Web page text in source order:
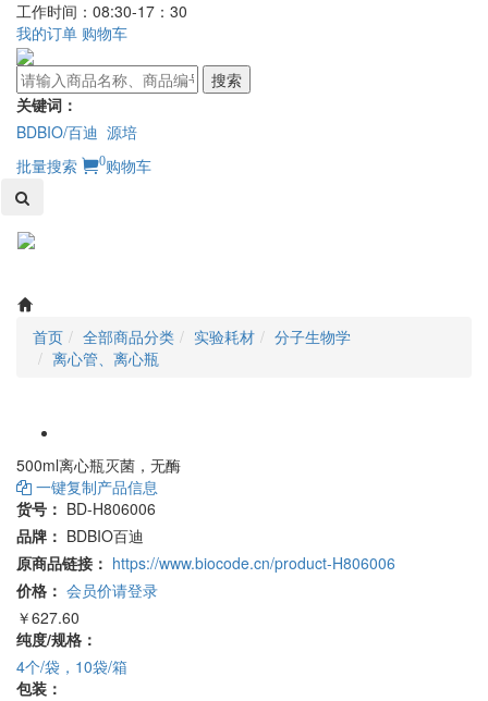
工作时间：08:30-17：30
我的订单 购物车
搜索
关键词：
BDBIO/百迪 源培
批量搜索
0购物车
首页 全部商品分类 实验耗材
分子生物学
离心管、离心瓶
500ml离心瓶灭菌，无酶
一键复制产品信息
货号： BD-H806006
品牌： BDBIO百迪
原商品链接： https://www.biocode.cn/product-H806006
价格： 会员价请登录
￥627.60
纯度/规格：
4个/袋，10袋/箱
包装：